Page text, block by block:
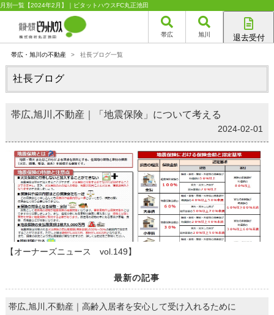
月別一覧【2024年2月】｜ピタットハウスFC丸正池田
帯広 旭川 退去受付
帯広・旭川の不動産 > 社長ブログ一覧
社長ブログ
帯広,旭川,不動産｜「地震保険」について考える
2024-02-01
【オーナーズニュース vol.149】
最新の記事
帯広,旭川,不動産｜高齢入居者を安心して受け入れるために